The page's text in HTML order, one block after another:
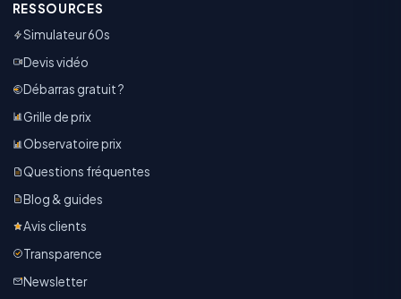
RESSOURCES
Simulateur 60s
Devis vidéo
Débarras gratuit ?
Grille de prix
Observatoire prix
Questions fréquentes
Blog & guides
Avis clients
Transparence
Newsletter